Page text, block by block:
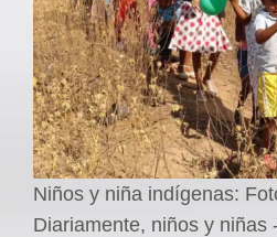
Niños y niña indígenas:
Diariamente, niños y